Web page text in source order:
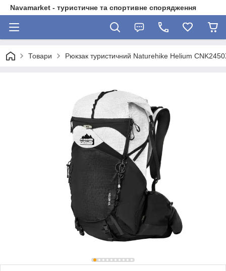
Navamarket - туристичне та спортивне спорядження
Товари Рюкзак туристичний Naturehike Helium